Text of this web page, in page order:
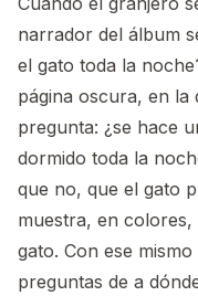
narrador del álbum
el gato toda la
página oscura, en la
pregunta: ¿se hace
dormido toda la
que no, que el gato
muestra, en
gato. Con ese
preguntas de a